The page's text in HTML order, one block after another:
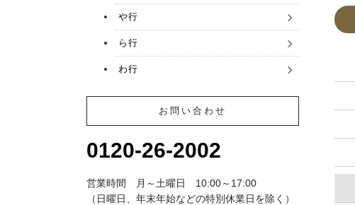
や行
ら行
わ行
お問い合わせ
0120-26-2002
営業時間 月～土曜日 10:00～17:00
（日曜日、年末年始などの特別休業日を除く）